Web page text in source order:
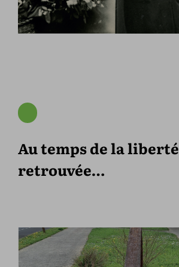
Au temps de la liberté
retrouvée…